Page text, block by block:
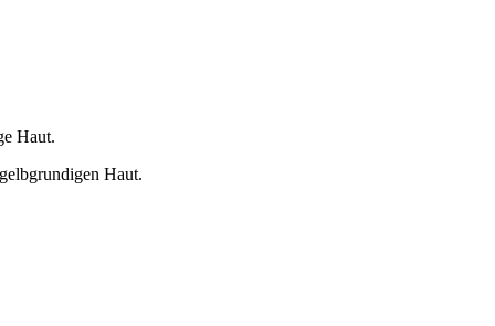
Haut.
Haut.